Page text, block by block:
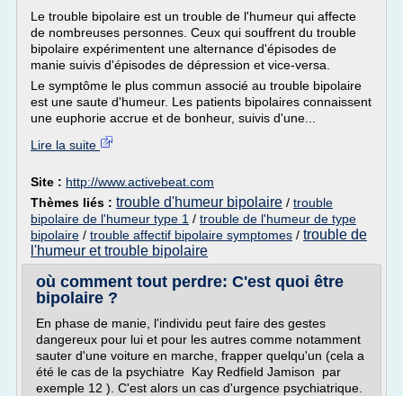
Le trouble bipolaire est un trouble de l'humeur qui affecte
de nombreuses personnes. Ceux qui souffrent du trouble
bipolaire expérimentent une alternance d'épisodes de
manie suivis d'épisodes de dépression et vice-versa.
Le symptôme le plus commun associé au trouble bipolaire
est une saute d'humeur. Les patients bipolaires connaissent
une euphorie accrue et de bonheur, suivis d'une...
Lire la suite
Site : http://www.activebeat.com
Thèmes liés : trouble d'humeur bipolaire / trouble
bipolaire de l'humeur type 1 / trouble de l'humeur de type
bipolaire / trouble affectif bipolaire symptomes / trouble de
l'humeur et trouble bipolaire
où comment tout perdre: C'est quoi être
bipolaire ?
En phase de manie, l'individu peut faire des gestes
dangereux pour lui et pour les autres comme notamment
sauter d'une voiture en marche, frapper quelqu'un (cela a
été le cas de la psychiatre Kay Redfield Jamison par
exemple 12 ). C'est alors un cas d'urgence psychiatrique.